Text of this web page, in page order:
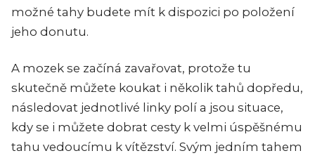
možné tahy budete mít k dispozici po položení
jeho donutu.
A mozek se začíná zavařovat, protože tu
skutečně můžete koukat i několik tahů dopředu,
následovat jednotlivé linky polí a jsou situace,
kdy se i můžete dobrat cesty k velmi úspěšnému
tahu vedoucímu k vítězství. Svým jedním tahem